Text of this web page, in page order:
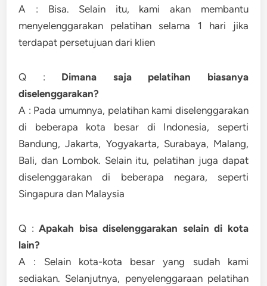
A : Bisa. Selain itu, kami akan membantu
menyelenggarakan pelatihan selama 1 hari jika
terdapat persetujuan dari klien
Q : Dimana saja pelatihan biasanya
diselenggarakan?
A : Pada umumnya, pelatihan kami diselenggarakan
di beberapa kota besar di Indonesia, seperti
Bandung, Jakarta, Yogyakarta, Surabaya, Malang,
Bali, dan Lombok. Selain itu, pelatihan juga dapat
diselenggarakan di beberapa negara, seperti
Singapura dan Malaysia
Q :Apakah bisa diselenggarakan selain di kota
lain?
A : Selain kota-kota besar yang sudah kami
sediakan. Selanjutnya, penyelenggaraan pelatihan